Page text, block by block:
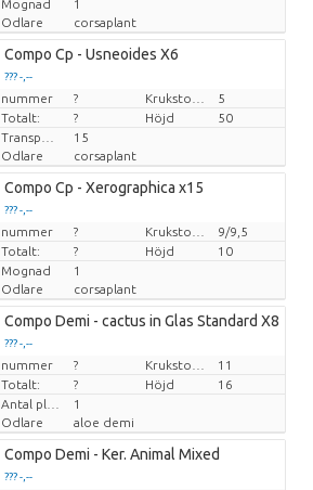
Mognad
1
Odlare
corsaplant
Compo Cp - Usneoides X6
??? -,--
Pris per enhet
nummer ?
5
Totalt:
? Höjd
50
15
Odlare
corsaplant
Compo Cp - Xerographica x15
??? -,--
Pris per enhet
nummer ?
9/9,5
Totalt:
? Höjd
10
Mognad
1
Odlare
corsaplant
Compo Demi - cactus in Glas Standard X8
??? -,--
Pris per enhet
nummer ?
11
Totalt:
? Höjd
16
1
Odlare
aloe demi
Compo Demi - Ker. Animal Mixed
??? -,--